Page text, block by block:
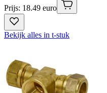
Prijs: 18.49 euro
Bekijk alles in t-stuk